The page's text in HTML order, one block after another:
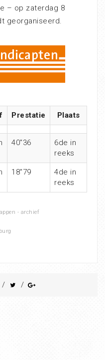
– op zaterdag 8
georganiseerd.
Prestatie Plaats
40″36
6de in
reeks
18″79
4de in
reeks
- archief
/ /